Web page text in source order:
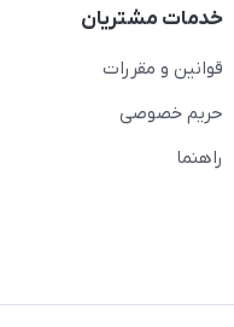
خدمات مشتریان
قوانین و مقررات
حریم خصوصی
راهنما